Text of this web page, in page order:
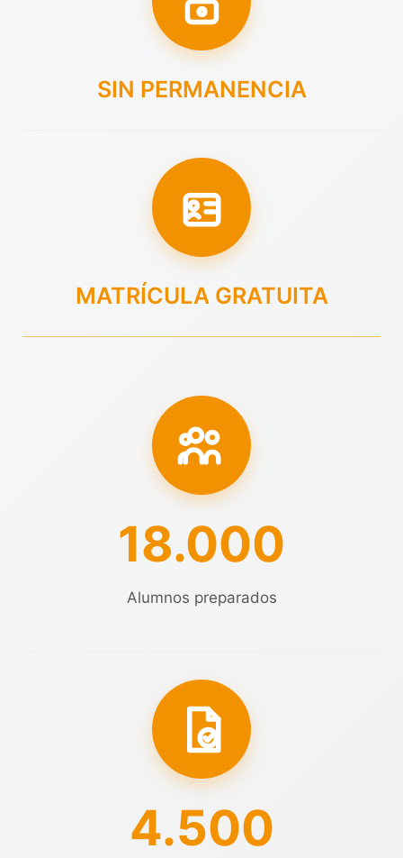
SIN PERMANENCIA
MATRÍCULA GRATUITA
18.000
Alumnos preparados
4.500